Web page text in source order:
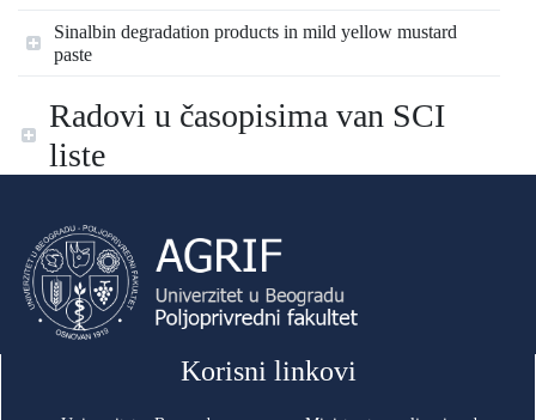
Sinalbin degradation products in mild yellow mustard
paste
Radovi u časopisima van SCI
liste
Korisni linkovi